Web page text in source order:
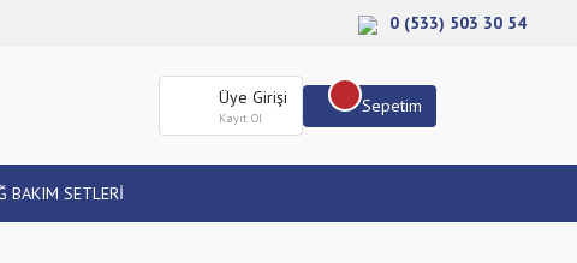
0 (533) 503 30 54
Üye Girişi
Kayıt Ol
Sepetim
BAKIM SETLERİ